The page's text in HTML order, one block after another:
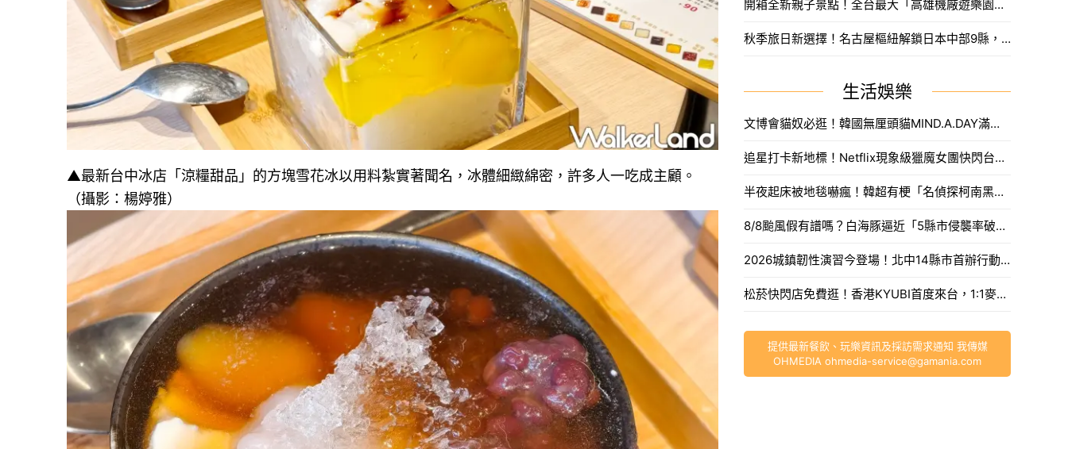
▲最新台中冰店「涼糧甜品」的方塊雪花冰以用料紮實著聞名，冰體細緻綿密，許多人一吃成主顧。
（攝影：楊婷雅）
開箱全新親子景點！全台最大「高雄機廠遊樂園區」8/8開幕，攀岩場、戲水區30項設施免費玩。
秋季旅日新選擇！名古屋樞紐解鎖日本中部9縣，搶先預訂父親節孝親賞楓之旅。
生活娛樂
文博會貓奴必逛！韓國無厘頭貓MIND.A.DAY滿額送周邊，作家親揭台灣限定新品。
追星打卡新地標！Netflix現象級獵魔女團快閃台中，魂門舞台與限定週邊完整開箱。
半夜起床被地毯嚇瘋！韓超有梗「名偵探柯南黑衣人」系列周邊，用玻璃杯喝水直接被死亡凝視。
8/8颱風假有譜嗎？白海豚逼近「5縣市侵襲率破40%」，氣象署最快今發海警。
2026城鎮韌性演習今登場！北中14縣市首辦行動網路降速，外送暫停接單、全台注意事項一次看。
松菸快閃店免費逛！香港KYUBI首度來台，1:1麥可傑克森雕像震撼登場。
提供最新餐飲、玩樂資訊及採訪需求通知 我傳媒
OHMEDIA ohmedia-service@gamania.com